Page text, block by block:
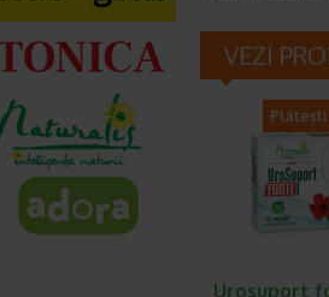
VEZI
Plătești
Urosuport